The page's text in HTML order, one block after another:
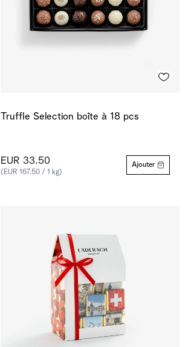
Truffle Selection boîte à 18 pcs
EUR 33.50
(EUR 167.50 / 1 kg)
Ajouter